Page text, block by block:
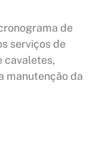
de
serviços de
cavaletes,
manutenção da